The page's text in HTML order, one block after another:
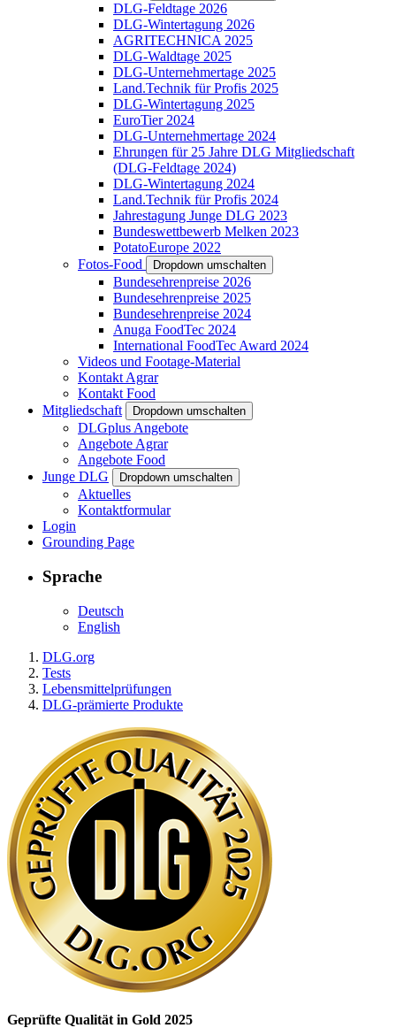
DLG-Feldtage 2026
DLG-Wintertagung 2026
AGRITECHNICA 2025
DLG-Waldtage 2025
DLG-Unternehmertage 2025
Land.Technik für Profis 2025
DLG-Wintertagung 2025
EuroTier 2024
DLG-Unternehmertage 2024
Ehrungen für 25 Jahre DLG Mitgliedschaft
(DLG-Feldtage 2024)
DLG-Wintertagung 2024
Land.Technik für Profis 2024
Jahrestagung Junge DLG 2023
Bundeswettbewerb Melken 2023
PotatoEurope 2022
Fotos-Food
Dropdown umschalten
Bundesehrenpreise 2026
Bundesehrenpreise 2025
Bundesehrenpreise 2024
Anuga FoodTec 2024
International FoodTec Award 2024
Videos und Footage-Material
Kontakt Agrar
Kontakt Food
Mitgliedschaft
Dropdown umschalten
DLGplus Angebote
Angebote Agrar
Angebote Food
Junge DLG
Dropdown umschalten
Aktuelles
Kontaktformular
Login
Grounding Page
Sprache
Deutsch
English
DLG.org
Tests
Lebensmittelprüfungen
DLG-prämierte Produkte
Geprüfte Qualität in Gold 2025